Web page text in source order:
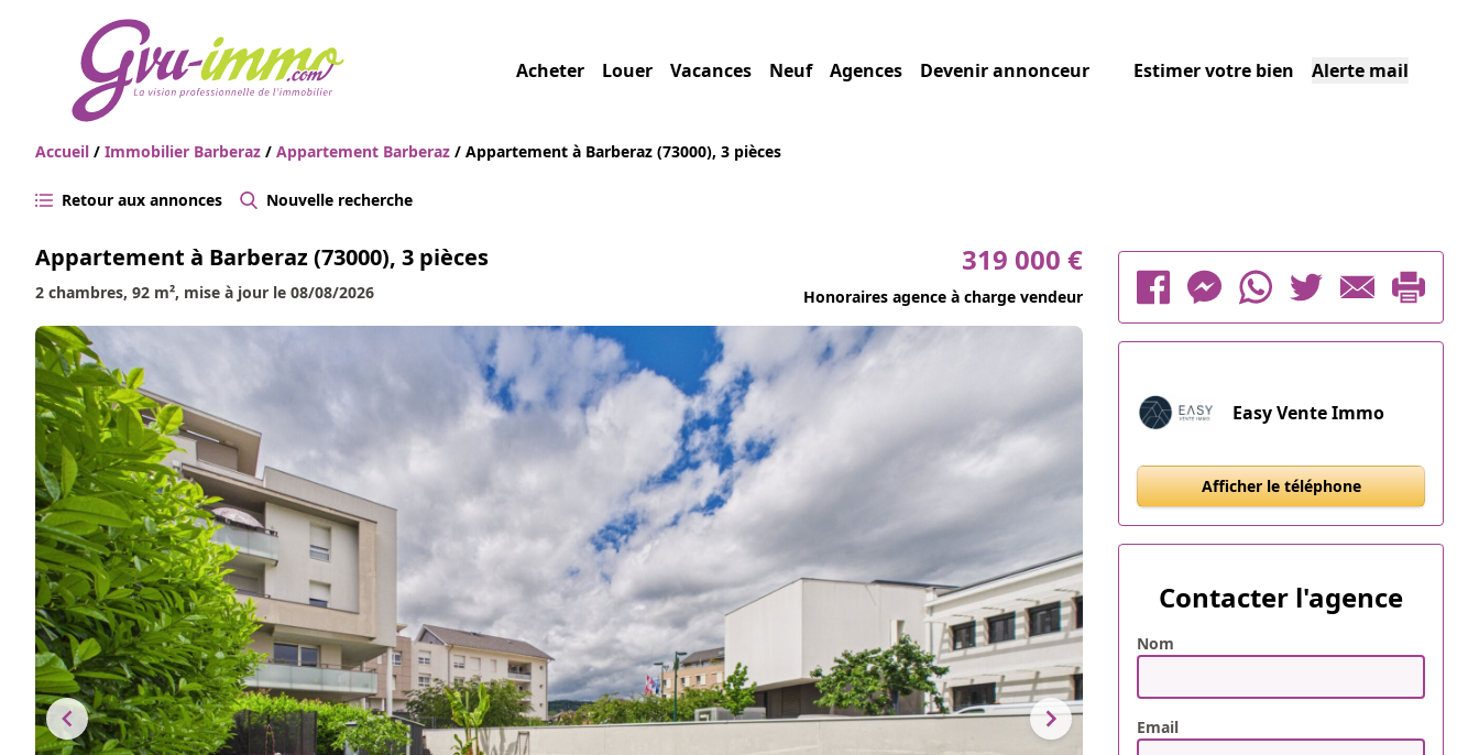
Acheter Louer Vacances Neuf Agences Devenir annonceur Estimer votre bien Alerte mail
Accueil / Immobilier Barberaz / Appartement Barberaz / Appartement à Barberaz (73000), 3 pièces
Retour aux annonces Nouvelle recherche
Appartement à Barberaz (73000), 3 pièces
2 chambres, 92 m², mise à jour le 08/08/2026
319 000 €
Honoraires agence à charge vendeur
Easy Vente Immo
Afficher le téléphone
Contacter l'agence
Nom
Email